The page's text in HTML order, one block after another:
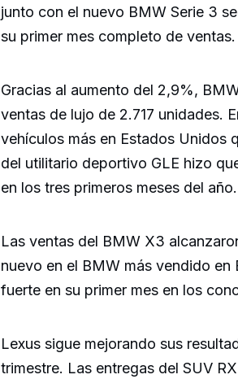
junto con el nuevo BMW Serie 3
su primer mes completo de ventas.
Gracias al aumento del 2,9%,
ventas de lujo de 2.717 unidades.
vehículos más en Estados Unidos
del utilitario deportivo GLE hizo
en los tres primeros meses del año.
Las ventas del BMW X3
nuevo en el BMW más vendido
fuerte en su primer mes en los
Lexus sigue mejorando sus
trimestre. Las entregas del SUV